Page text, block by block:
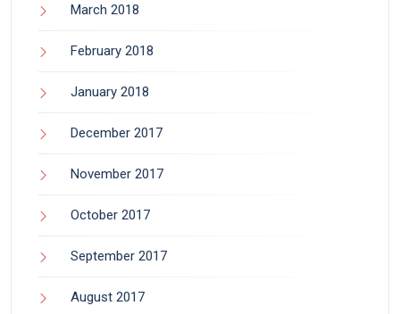
March 2018
February 2018
January 2018
December 2017
November 2017
October 2017
September 2017
August 2017